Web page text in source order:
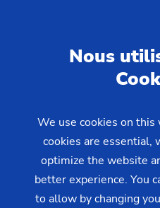
Produits & Services
Tailleuses d'engrenage
CLC H
Nous
We use cookies on
cookies are essential,
optimize the website
better experience. You
to allow by changing